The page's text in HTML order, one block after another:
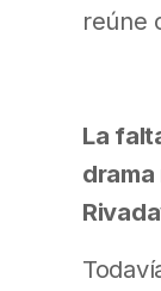
reúne
La